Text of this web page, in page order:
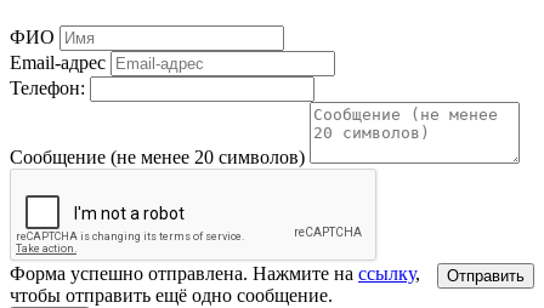
ФИО
Email-адрес
Телефон:
Сообщение (не менее 20 символов)
Отправить
Форма успешно отправлена. Нажмите на ссылку,
чтобы отправить ещё одно сообщение.